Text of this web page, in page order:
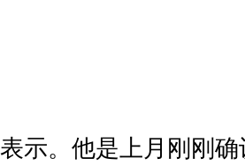
表示。他是上月刚刚